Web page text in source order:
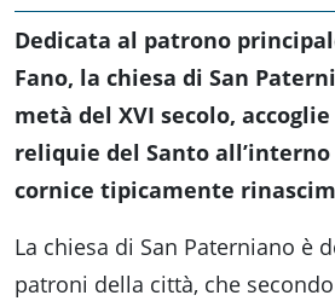
Dedicata al patrono
Fano, la chiesa di San
metà del XVI secolo,
reliquie del Santo
cornice tipicamente
La chiesa di San Paterniano è
patroni della città, che